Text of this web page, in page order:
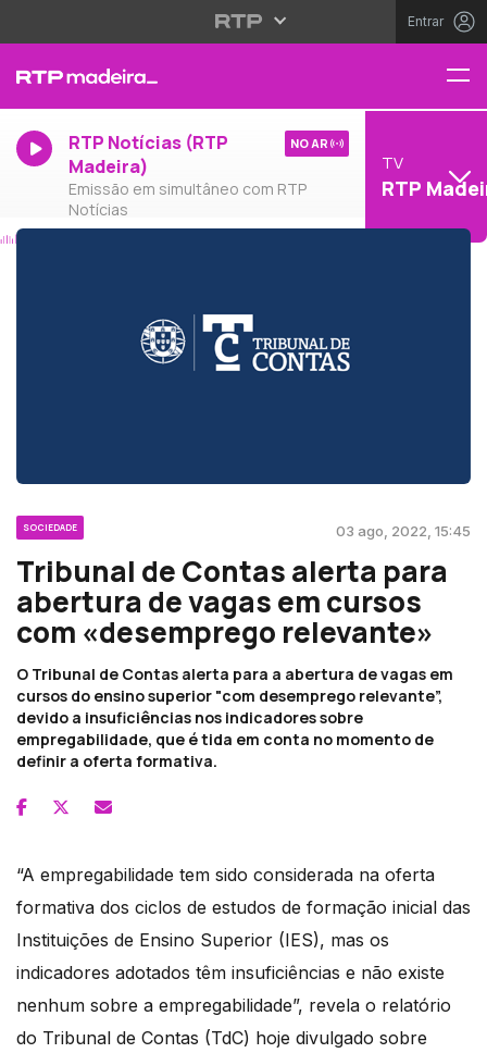
Entrar
RTP Notícias (RTP
Madeira)
Emissão em simultâneo com RTP
Notícias
NO AR
TV
RTP
SOCIEDADE 03 ago, 2022, 15:45
Tribunal de Contas alerta para
abertura de vagas em cursos
com «desemprego relevante»
O Tribunal de Contas alerta para a abertura de vagas em
cursos do ensino superior "com desemprego relevante”,
devido a insuficiências nos indicadores sobre
empregabilidade, que é tida em conta no momento de
definir a oferta formativa.
“A empregabilidade tem sido considerada na oferta
formativa dos ciclos de estudos de formação inicial das
Instituições de Ensino Superior (IES), mas os
indicadores adotados têm insuficiências e não existe
nenhum sobre a empregabilidade”, revela o relatório
do Tribunal de Contas (TdC) hoje divulgado sobre